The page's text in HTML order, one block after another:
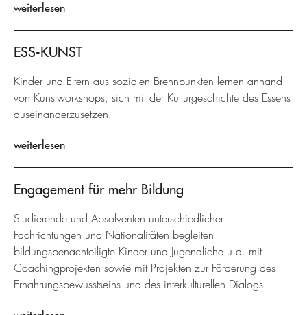
weiterlesen
ESS-KUNST
Kinder und Eltern aus sozialen Brennpunkten lernen anhand
von Kunstworkshops, sich mit der Kulturgeschichte des Essens
auseinanderzusetzen.
weiterlesen
Engagement für mehr Bildung
Studierende und Absolventen unterschiedlicher
Fachrichtungen und Nationalitäten begleiten
bildungsbenachteiligte Kinder und Jugendliche u.a. mit
Coachingprojekten sowie mit Projekten zur Förderung des
Ernährungsbewusstseins und des interkulturellen Dialogs.